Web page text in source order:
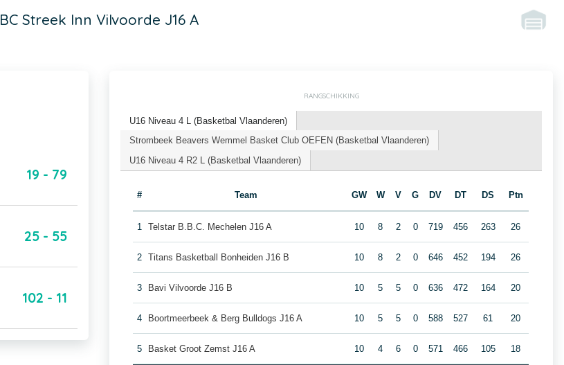
BC Streek Inn Vilvoorde J16 A
19 - 79
25 - 55
102 - 11
RANGSCHIKKING
U16 Niveau 4 L (Basketbal Vlaanderen)
Strombeek Beavers Wemmel Basket Club OEFEN (Basketbal Vlaanderen)
U16 Niveau 4 R2 L (Basketbal Vlaanderen)
# Team GW W V G DV DT DS Ptn
1 Telstar B.B.C. Mechelen J16 A 10 8 2 0 719 456 263 26
2 Titans Basketball Bonheiden J16 B 10 8 2 0 646 452 194 26
3 Bavi Vilvoorde J16 B 10 5 5 0 636 472 164 20
4 Boortmeerbeek & Berg Bulldogs J16 A 10 5 5 0 588 527 61 20
5 Basket Groot Zemst J16 A 10 4 6 0 571 466 105 18